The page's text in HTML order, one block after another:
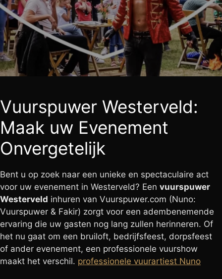
Vuurspuwer Westerveld:
Maak uw Evenement
Onvergetelijk
Bent u op zoek naar een unieke en spectaculaire act
voor uw evenement in Westerveld? Een vuurspuwer
Westerveld inhuren van Vuurspuwer.com (Nuno:
Vuurspuwer & Fakir) zorgt voor een adembenemende
ervaring die uw gasten nog lang zullen herinneren. Of
het nu gaat om een bruiloft, bedrijfsfeest, dorpsfeest
of ander evenement, een professionele vuurshow
maakt het verschil. professionele vuurartiest Nuno